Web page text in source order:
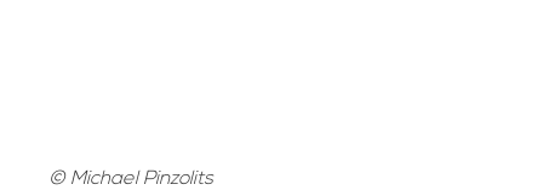
© Michael Pinzolits